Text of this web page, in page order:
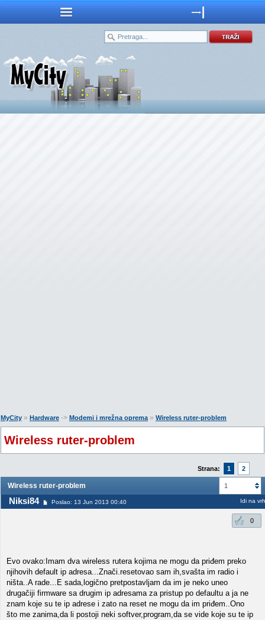
MyCity » Hardware -> Modemi i mrežna oprema» Wireless ruter-problem
Wireless ruter-problem
Strana: 1 2
1
Wireless ruter-problem
Niksi84 Poslao: 13 Jun 2013 00:40 Idi na vrh
0
Evo ovako:Imam dva wireless rutera kojima ne mogu da priđem preko
njihovih default ip adresa...Znači.resetovao sam ih,svašta im radio i
ništa..A rade...E sada,logično pretpostavljam da im je neko uneo
drugačiji firmware sa drugim ip adresama za pristup po defaultu a ja ne
znam koje su te ip adrese i zato na reset ne mogu da im priđem..Ono
što me zanima,da li postoji neki softver,program,da se vide koje su te ip